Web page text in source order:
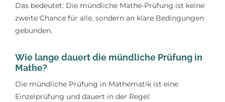
Das bedeutet: Die mündliche Mathe-Prüfung ist keine
zweite Chance für alle, sondern an klare Bedingungen
gebunden.
Wie lange dauert die mündliche Prüfung in
Mathe?
Die mündliche Prüfung in Mathematik ist eine
Einzelprüfung und dauert in der Regel: